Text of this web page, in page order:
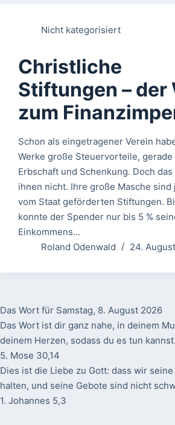
Nicht kategorisiert
Christliche
Stiftungen – der
zum
Schon als eingetragener Verein
Werke große Steuervorteile, gerade
Erbschaft und Schenkung. Doch
ihnen nicht. Ihre große Masche sind
vom Staat geförderten Stiftungen.
konnte der Spender nur bis 5 %
Einkommens…
Roland Odenwald
24.
Das Wort für Samstag, 8. August 2026
Das Wort ist dir ganz nahe, in deinem
deinem Herzen, sodass du es tun kannst.
5. Mose 30,14
Dies ist die Liebe zu Gott: dass wir seine
halten, und seine Gebote sind nicht
1. Johannes 5,3